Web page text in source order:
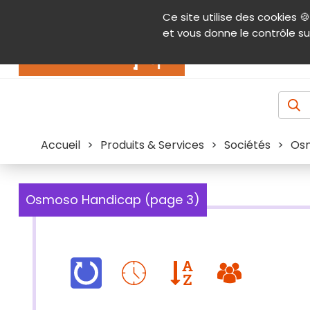
Ce site utilise des cookies 🍪
et vous donne le contrôle
Contenu Aide et accessibilité Menu
Accueil > Produits & Services > Sociétés >
Osmoso Handicap (page 3)